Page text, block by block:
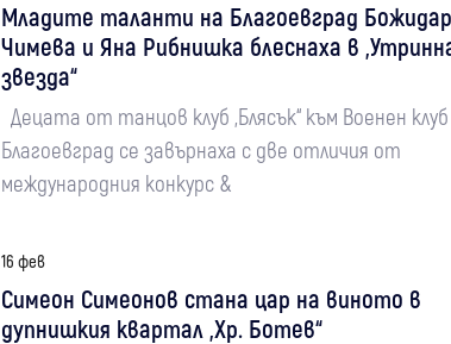
Младите таланти на Благоевград
Чимева и Яна Рибнишка блеснаха в
звезда“
Децата от танцов клуб „Блясък“ към Военен
Благоевград се завърнаха с две отличия от
международния конкурс &
16 фев
Симеон Симеонов стана цар на виното в
дупнишкия квартал „Хр. Ботев“